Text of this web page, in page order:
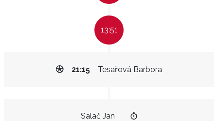
13:51
Tesařová Barbora
21:15
Salač Jan